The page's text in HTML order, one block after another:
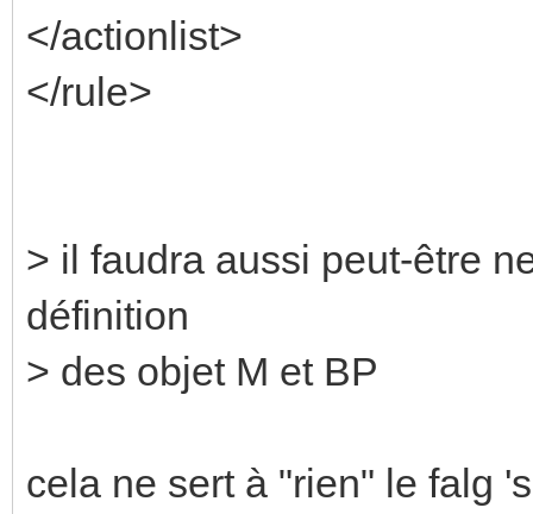
</actionlist>
</rule>
> il faudra aussi peut-être
définition
> des objet M et BP
cela ne sert à "rien" le falg